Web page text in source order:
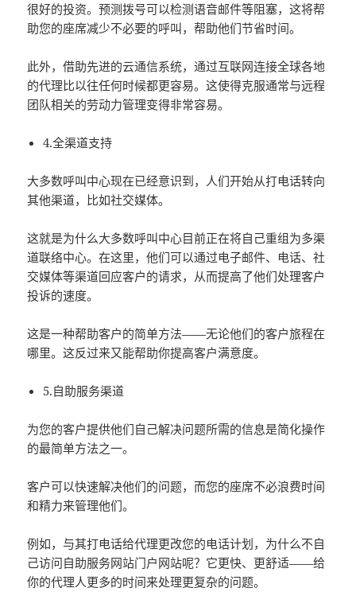
很好的投资。预测拨号可以检测语音邮件等阻塞，这将帮
助您的座席减少不必要的呼叫，帮助他们节省时间。
此外，借助先进的云通信系统，通过互联网连接全球各地
的代理比以往任何时候都更容易。这使得克服通常与远程
团队相关的劳动力管理变得非常容易。
4.全渠道支持
大多数呼叫中心现在已经意识到，人们开始从打电话转向
其他渠道，比如社交媒体。
这就是为什么大多数呼叫中心目前正在将自己重组为多渠
道联络中心。在这里，他们可以通过电子邮件、电话、社
交媒体等渠道回应客户的请求，从而提高了他们处理客户
投诉的速度。
这是一种帮助客户的简单方法——无论他们的客户旅程在
哪里。这反过来又能帮助你提高客户满意度。
5.自助服务渠道
为您的客户提供他们自己解决问题所需的信息是简化操作
的最简单方法之一。
客户可以快速解决他们的问题，而您的座席不必浪费时间
和精力来管理他们。
例如，与其打电话给代理更改您的电话计划，为什么不自
己访问自助服务网站门户网站呢？它更快、更舒适——给
你的代理人更多的时间来处理更复杂的问题。